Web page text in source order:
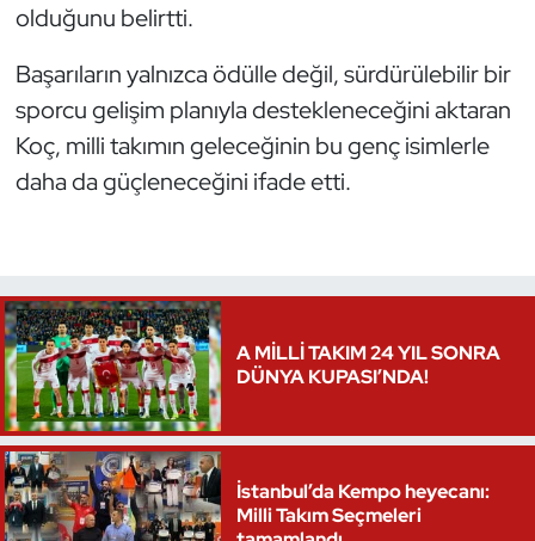
olduğunu belirtti.
Başarıların yalnızca ödülle değil, sürdürülebilir bir
sporcu gelişim planıyla destekleneceğini aktaran
Koç, milli takımın geleceğinin bu genç isimlerle
daha da güçleneceğini ifade etti.
A MİLLİ TAKIM 24 YIL SONRA
DÜNYA KUPASI’NDA!
İstanbul’da Kempo heyecanı:
Milli Takım Seçmeleri
Oryantiring
Özel Sporcular
Paralimpik
Su Topu
Sualtı Sporları
Tekvando
Tenis